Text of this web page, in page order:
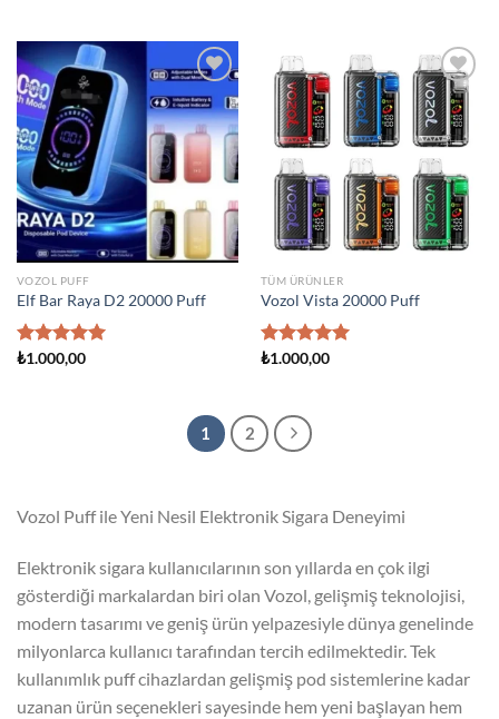
Add to
wishlist
VOZOL PUFF
Elf Bar Raya D2 20000 Puff
5 üzerinden
₺1.000,00
Add to
wishlist
TÜM ÜRÜNLER
Vozol Vista 20000 Puff
5 üzerinden
₺1.000,00
1 2
Vozol Puff ile Yeni Nesil Elektronik Sigara Deneyimi
Elektronik sigara kullanıcılarının son yıllarda en çok ilgi
gösterdiği markalardan biri olan Vozol, gelişmiş teknolojisi,
modern tasarımı ve geniş ürün yelpazesiyle dünya genelinde
milyonlarca kullanıcı tarafından tercih edilmektedir. Tek
kullanımlık puff cihazlardan gelişmiş pod sistemlerine kadar
uzanan ürün seçenekleri sayesinde hem yeni başlayan hem